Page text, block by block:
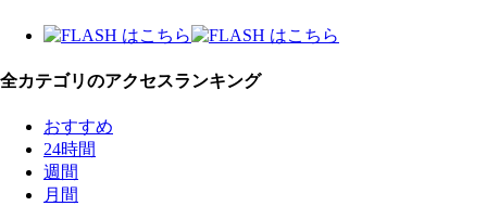
全カテゴリのアクセスランキング
おすすめ
24時間
週間
月間